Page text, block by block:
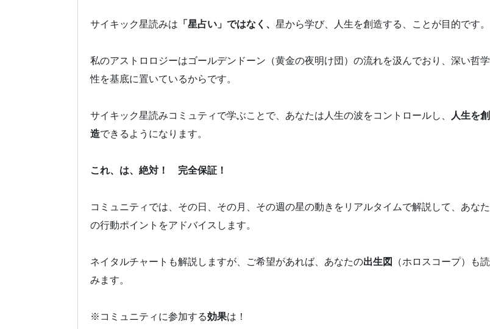
サイキック星読みは 「星占い」ではなく、 星から学び、人生を創造する、ことが目的です。
私のアストロロジーはゴールデンドーン（黄金の夜明け団）の流れを汲んでおり、深い哲学
性を基底に置いているからです。
サイキック星読みコミュティで学ぶことで、あなたは人生の波をコントロールし、
人生を創
造できるようになります。
これ、は、絶対！ 完全保証！
コミュニティでは、その日、その月、その週の星の動きをリアルタイムで解説して、あなた
の行動ポイントをアドバイスします。
ネイタルチャートも解説しますが、ご希望があれば、あなたの出生図
（ホロスコープ）も読
みます。
※コミュニティに参加する効果は！